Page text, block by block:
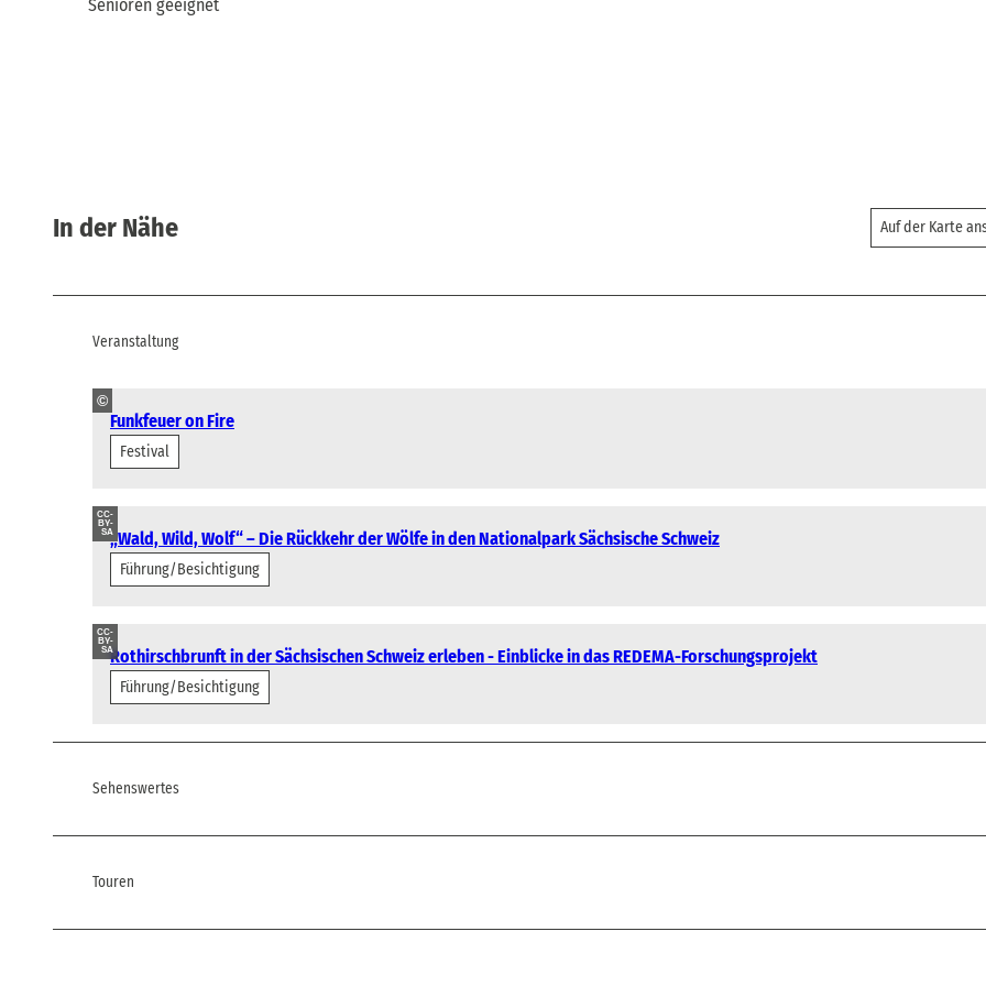
Senioren geeignet
In der Nähe Auf der Karte
Veranstaltung
©
Funkfeuer on Fire
Festival
CC-
BY-
SA„Wald, Wild, Wolf“ – Die Rückkehr der Wölfe in den Nationalpark Sächsische Schweiz
Führung/Besichtigung
CC-
BY-
SARothirschbrunft in der Sächsischen Schweiz erleben - Einblicke in das REDEMA-Forschungsprojekt
Führung/Besichtigung
Sehenswertes
Touren